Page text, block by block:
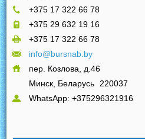
+375 17 322 66 78
+375 29 632 19 16
+375 17 322 66 78
info@bursnab.by
пер. Козлова, д.46
Минск, Беларусь
220037
WhatsApp: +375296321916